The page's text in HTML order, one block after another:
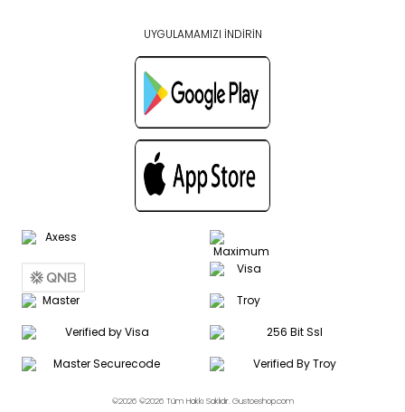
UYGULAMAMIZI İNDİRİN
©2026 ©2026 Tüm Hakkı Saklıdır. Gustoeshop.com